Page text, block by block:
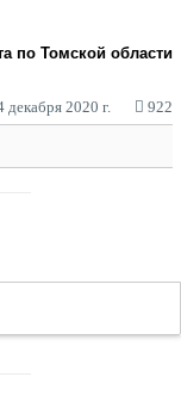
по Томской области
декабря 2020 г. 922